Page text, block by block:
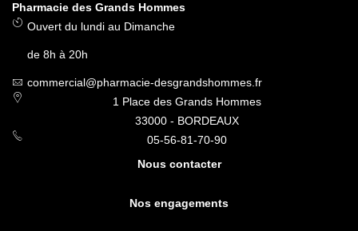
Pharmacie des Grands Hommes
Ouvert du lundi au Dimanche
de 8h à 20h
commercial@pharmacie-desgrandshommes.fr
1 Place des Grands Hommes
33000 - BORDEAUX
05-56-81-70-90
Nous contacter
Nos engagements